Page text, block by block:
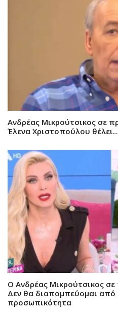
Ανδρέας Μικρούτσικος σε
Έλενα Χριστοπούλου
Ο Ανδρέας Μικρούτσικος
Δεν θα διαπομπεύομαι
προσωπικότητα